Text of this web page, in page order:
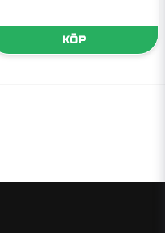
KÖP